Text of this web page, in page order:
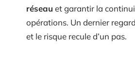
réseau et garantir la
opérations. Un dernier
et le risque recule d’un pas.